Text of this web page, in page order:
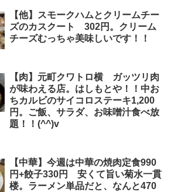
【他】スモークハムとクリームチー
ズのカスクート 302円。クリーム
チーズむっちゃ美味しいです！！
【肉】元町クワトロ横 ガッツリ肉
が味わえる店。はしもとや！！中お
ちカルビのサイコロステーキ1,200
円。ご飯、サラダ、お味噌汁食べ放
題！！(^^)v
【中華】今週は中華の焼肉定食990
円+餃子330円 安くて旨い菊水一貫
楼。ラーメン単品だと、なんと470